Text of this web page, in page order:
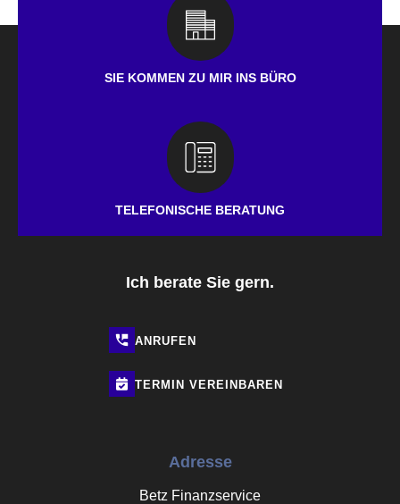
SIE KOMMEN ZU MIR INS BÜRO
TELEFONISCHE BERATUNG
Ich berate Sie gern.
ANRUFEN
TERMIN VEREINBAREN
Adresse
Betz Finanzservice